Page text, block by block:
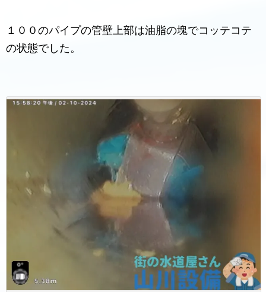
１００のパイプの管壁上部は油脂の塊でコッテコテ
の状態でした。